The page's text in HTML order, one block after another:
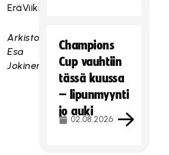
EräViikingit.
Arkistokuva:
Esa
Jokinen
Champions
Cup vauhtiin
tässä kuussa
– lipunmyynti
jo auki
02.08.2026